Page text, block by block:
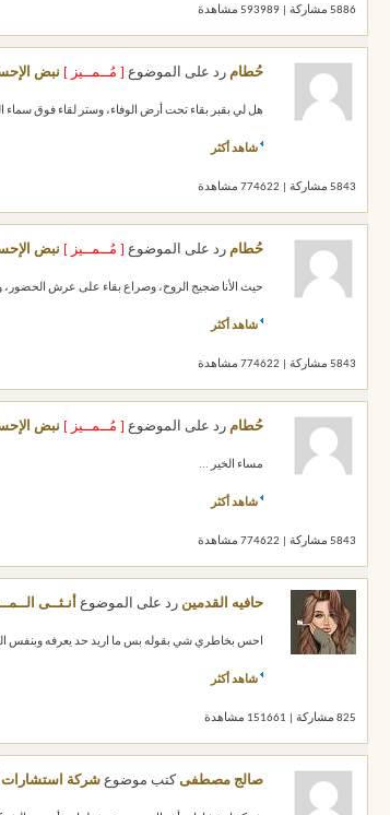
5886 مشاركة | 593989 مشاهدة
حُطام رد على الموضوع [ مُــمــيز ] نبض
هل لي بقبر بقاء تحت أرض الوفاء، وستر لقاء فوق سماء
شاهد أكثر
5843 مشاركة | 774622 مشاهدة
حُطام رد على الموضوع [ مُــمــيز ] نبض
حيث الأنا ضجيج الروح، وصراع بقاء على عرش الحضور،
شاهد أكثر
5843 مشاركة | 774622 مشاهدة
حُطام رد على الموضوع [ مُــمــيز ] نبض
مساء الخير ...
شاهد أكثر
5843 مشاركة | 774622 مشاهدة
حافيه القدمين رد على الموضوع أنـثــى
احس بخاطري شي بقوله بس ما اريد حد يعرفه وبنفس
شاهد أكثر
825 مشاركة | 151661 مشاهدة
صالج مصطفى كتب موضوع شركة استشارات